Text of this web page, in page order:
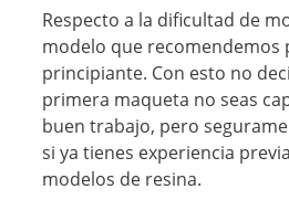
Respecto a la dificultad de
modelo que recomendemos
principiante. Con esto no
primera maqueta no seas
buen trabajo, pero
si ya tienes experiencia
modelos de resina.